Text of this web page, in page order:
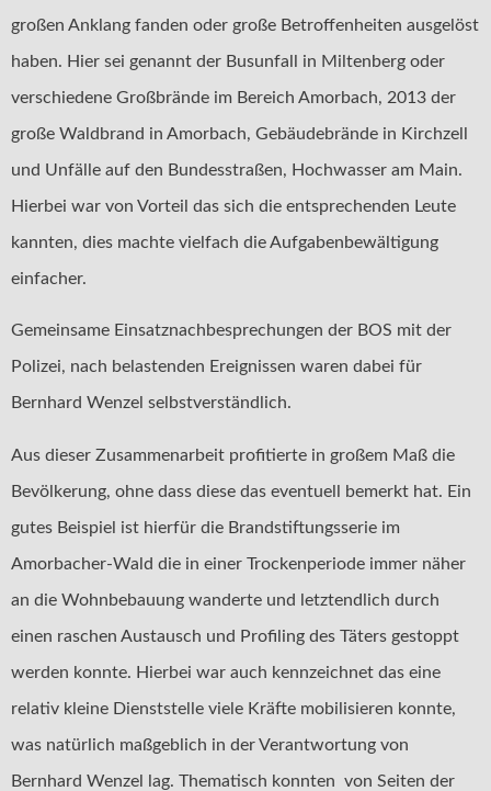
großen Anklang fanden oder große Betroffenheiten ausgelöst
haben. Hier sei genannt der Busunfall in Miltenberg oder
verschiedene Großbrände im Bereich Amorbach, 2013 der
große Waldbrand in Amorbach, Gebäudebrände in Kirchzell
und Unfälle auf den Bundesstraßen, Hochwasser am Main.
Hierbei war von Vorteil das sich die entsprechenden Leute
kannten, dies machte vielfach die Aufgabenbewältigung
einfacher.
Gemeinsame Einsatznachbesprechungen der BOS mit der
Polizei, nach belastenden Ereignissen waren dabei für
Bernhard Wenzel selbstverständlich.
Aus dieser Zusammenarbeit profitierte in großem Maß die
Bevölkerung, ohne dass diese das eventuell bemerkt hat. Ein
gutes Beispiel ist hierfür die Brandstiftungsserie im
Amorbacher-Wald die in einer Trockenperiode immer näher
an die Wohnbebauung wanderte und letztendlich durch
einen raschen Austausch und Profiling des Täters gestoppt
werden konnte. Hierbei war auch kennzeichnet das eine
relativ kleine Dienststelle viele Kräfte mobilisieren konnte,
was natürlich maßgeblich in der Verantwortung von
Bernhard Wenzel lag. Thematisch konnten von Seiten der